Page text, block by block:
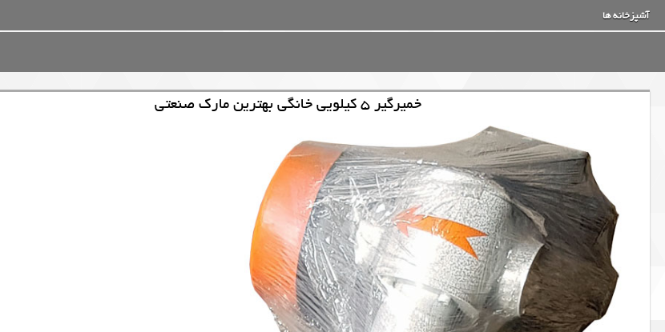
آشپزخانه ها
خمیرگیر 5 کیلویی خانگی بهترین مارک صنعتی